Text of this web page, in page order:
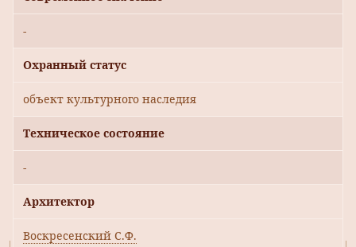
-
Охранный статус
объект культурного наследия
Техническое состояние
-
Архитектор
Воскресенский С.Ф.